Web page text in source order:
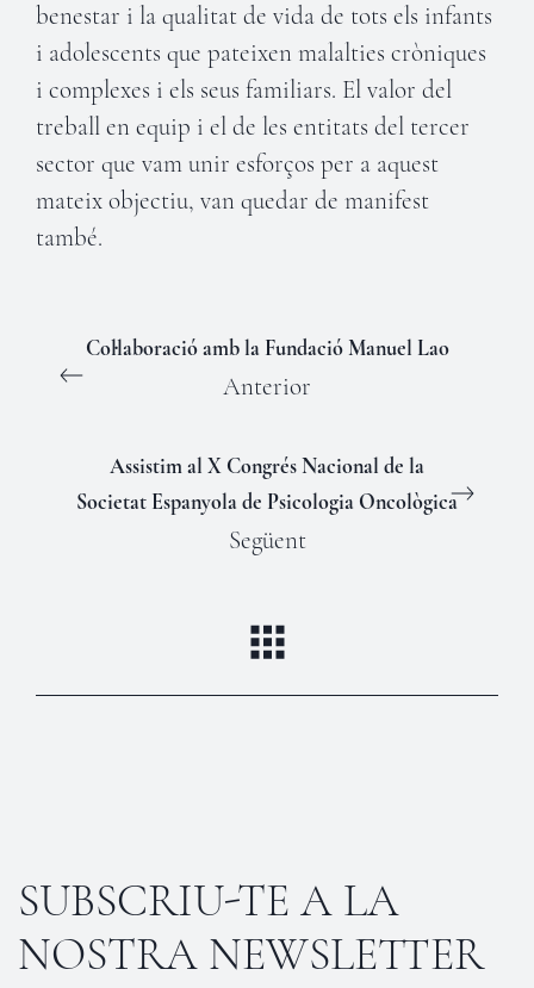
benestar i la qualitat de vida de tots els infants
i adolescents que pateixen malalties cròniques
i complexes i els seus familiars. El valor del
treball en equip i el de les entitats del tercer
sector que vam unir esforços per a aquest
mateix objectiu, van quedar de manifest
també.
Col·laboració amb la Fundació Manuel Lao
Anterior
Assistim al X Congrés Nacional de la
Societat Espanyola de Psicologia Oncològica
Següent
SUBSCRIU-TE A LA
NOSTRA NEWSLETTER